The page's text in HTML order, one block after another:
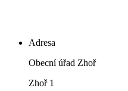
Adresa
Obecní úřad Zhoř
Zhoř 1